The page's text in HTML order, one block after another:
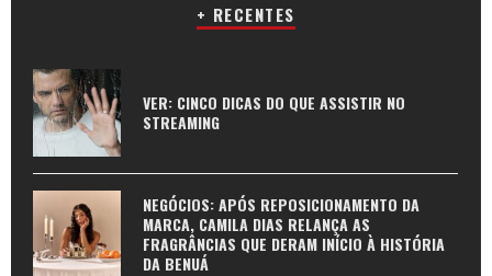
+ RECENTES
VER: CINCO DICAS DO QUE ASSISTIR NO
STREAMING
NEGÓCIOS: APÓS REPOSICIONAMENTO DA
MARCA, CAMILA DIAS RELANÇA AS
FRAGRÂNCIAS QUE DERAM INÍCIO À HISTÓRIA
DA BENUÁ